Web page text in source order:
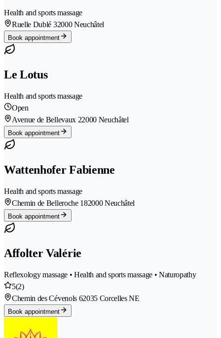
Health and sports massage
Ruelle Dublé 32000 Neuchâtel
Book appointment
Le Lotus
Health and sports massage
Open
Avenue de Bellevaux 22000 Neuchâtel
Book appointment
Wattenhofer Fabienne
Health and sports massage
Chemin de Belleroche 182000 Neuchâtel
Book appointment
Affolter Valérie
Reflexology massage • Health and sports massage • Naturopathy
5(2)
Chemin des Cévenols 62035 Corcelles NE
Book appointment